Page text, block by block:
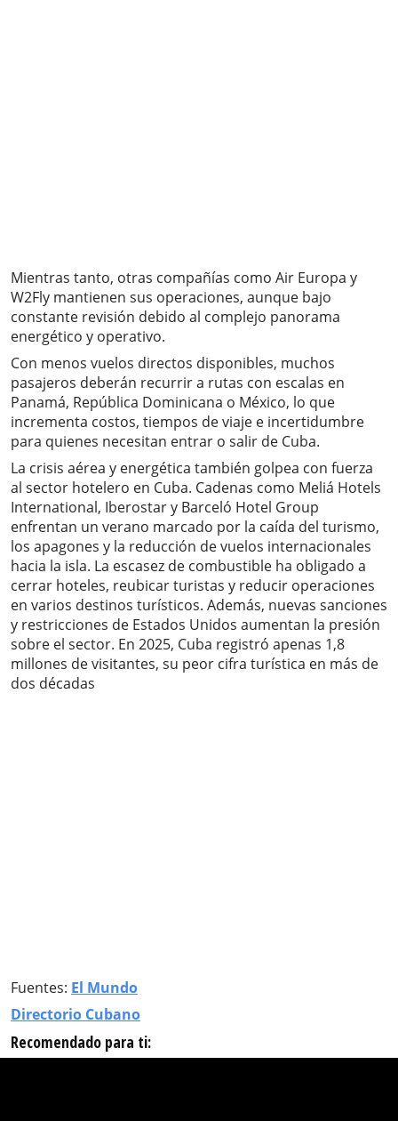
Mientras tanto, otras compañías como Air Europa y
W2Fly mantienen sus operaciones, aunque bajo
constante revisión debido al complejo panorama
energético y operativo.
Con menos vuelos directos disponibles, muchos
pasajeros deberán recurrir a rutas con escalas en
Panamá, República Dominicana o México, lo que
incrementa costos, tiempos de viaje e incertidumbre
para quienes necesitan entrar o salir de Cuba.
La crisis aérea y energética también golpea con fuerza
al sector hotelero en Cuba. Cadenas como Meliá Hotels
International, Iberostar y Barceló Hotel Group
enfrentan un verano marcado por la caída del turismo,
los apagones y la reducción de vuelos internacionales
hacia la isla. La escasez de combustible ha obligado a
cerrar hoteles, reubicar turistas y reducir operaciones
en varios destinos turísticos. Además, nuevas sanciones
y restricciones de Estados Unidos aumentan la presión
sobre el sector. En 2025, Cuba registró apenas 1,8
millones de visitantes, su peor cifra turística en más de
dos décadas
Fuentes: El Mundo
Directorio Cubano
Recomendado para ti: